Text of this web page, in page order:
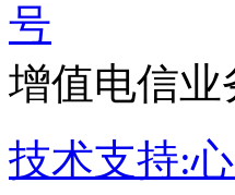
号
增值电信业
技术支持: